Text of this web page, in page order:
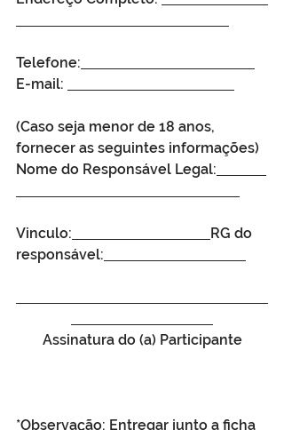
Telefone:
E-mail:
(Caso seja menor de 18 anos,
fornecer as seguintes informações)
Nome do Responsável Legal:
Vinculo:
RG do
responsável:
Assinatura do (a) Participante
*Observação: Entregar junto a ficha